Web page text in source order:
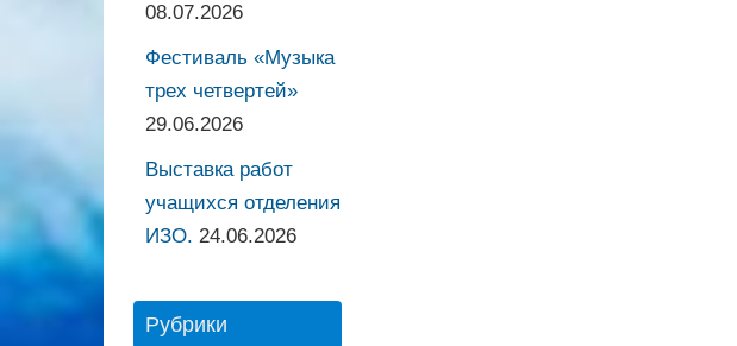
08.07.2026
Фестиваль «Музыка
трех четвертей»
29.06.2026
Выставка работ
учащихся отделения
ИЗО. 24.06.2026
Рубрики